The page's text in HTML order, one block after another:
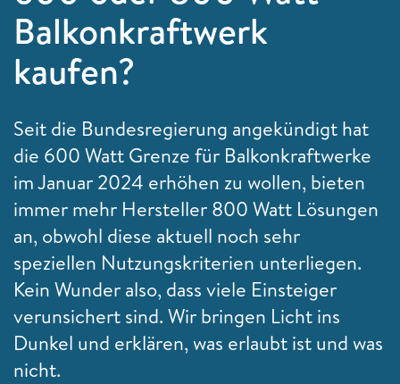
Balkonkraftwerk
kaufen?
Seit die Bundesregierung angekündigt hat
die 600 Watt Grenze für Balkonkraftwerke
im Januar 2024 erhöhen zu wollen, bieten
immer mehr Hersteller 800 Watt Lösungen
an, obwohl diese aktuell noch sehr
speziellen Nutzungskriterien unterliegen.
Kein Wunder also, dass viele Einsteiger
verunsichert sind. Wir bringen Licht ins
Dunkel und erklären, was erlaubt ist und was
nicht.